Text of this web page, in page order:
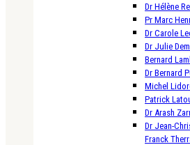
Dr Hélène
Pr Marc
Dr Carole
Dr Julie
Bernard
Dr Bernard
Michel
Patrick
Dr Arash
Dr Jean-
Franck